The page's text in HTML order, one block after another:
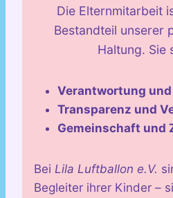
Die Elternmitarbeit
Bestandteil unserer
Haltung. Sie
Verantwortung
Transparenz und
Gemeinschaft und
Bei Lila Luftballon e.V.
Begleiter ihrer Kinder –